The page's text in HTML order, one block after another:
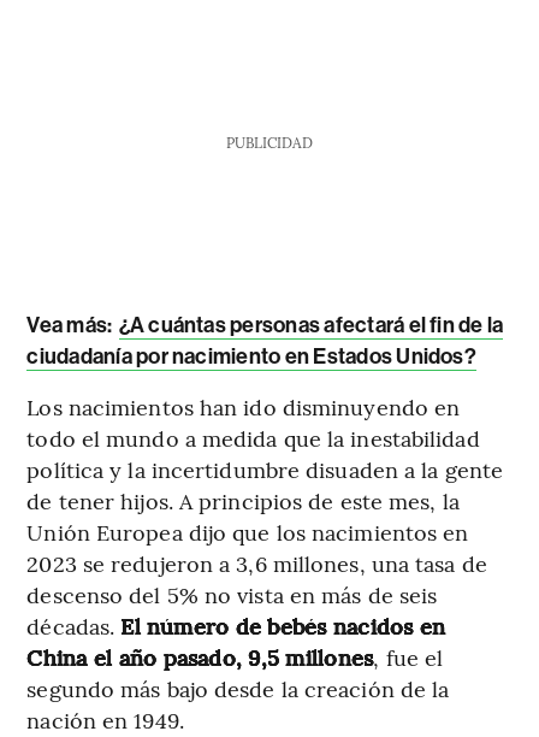
PUBLICIDAD
Vea más: ¿A cuántas personas afectará el fin de la
ciudadanía por nacimiento en Estados Unidos?
Los nacimientos han ido disminuyendo en
todo el mundo a medida que la inestabilidad
política y la incertidumbre disuaden a la gente
de tener hijos. A principios de este mes, la
Unión Europea dijo que los nacimientos en
2023 se redujeron a 3,6 millones, una tasa de
descenso del 5% no vista en más de seis
décadas. El número de bebés nacidos en
China el año pasado, 9,5 millones, fue el
segundo más bajo desde la creación de la
nación en 1949.